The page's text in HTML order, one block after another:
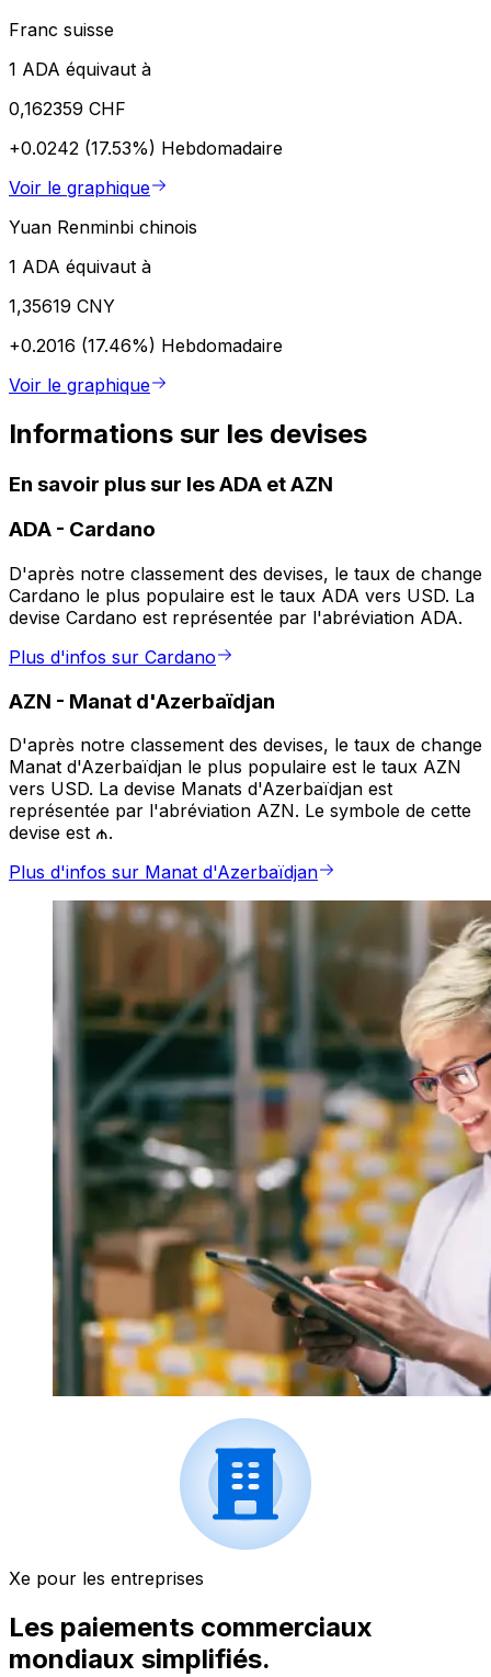
Franc suisse
1 ADA équivaut à
0,162359 CHF
+0.0242 (17.53%) Hebdomadaire
Voir le graphique
Yuan Renminbi chinois
1 ADA équivaut à
1,35619 CNY
+0.2016 (17.46%) Hebdomadaire
Voir le graphique
Informations sur les devises
En savoir plus sur les ADA et AZN
ADA - Cardano
D'après notre classement des devises, le taux de change
Cardano le plus populaire est le taux ADA vers USD. La
devise Cardano est représentée par l'abréviation ADA.
Plus d'infos sur Cardano
AZN - Manat d'Azerbaïdjan
D'après notre classement des devises, le taux de change
Manat d'Azerbaïdjan le plus populaire est le taux AZN
vers USD. La devise Manats d'Azerbaïdjan est
représentée par l'abréviation AZN. Le symbole de cette
devise est ₼.
Plus d'infos sur Manat d'Azerbaïdjan
Xe pour les entreprises
Les paiements commerciaux
mondiaux simplifiés.